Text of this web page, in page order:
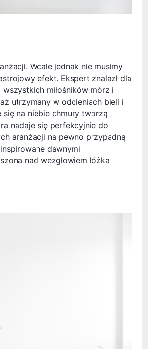
Wcale jednak nie musimy
efekt. Ekspert znalazł dla
miłośników mórz i
utrzymany w odcieniach bieli i
się na niebie chmury tworzą
nadaje się perfekcyjnie do
aranżacji na pewno przypadną
dawnymi
nad wezgłowiem łóżka